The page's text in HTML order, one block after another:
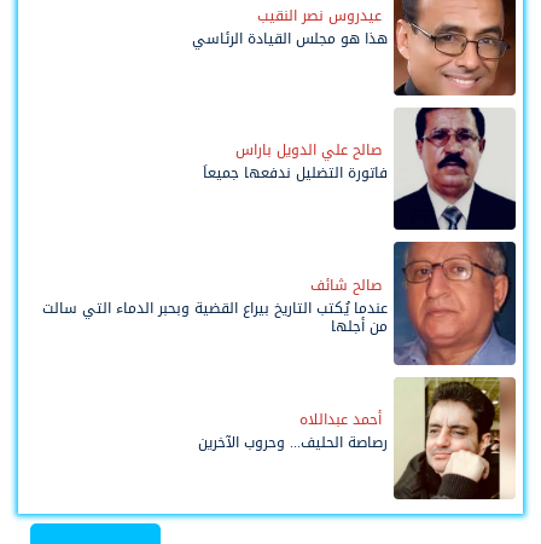
عيدروس نصر النقيب
هذا هو مجلس القيادة الرئاسي
صالح علي الدويل باراس
فاتورة التضليل ندفعها جميعاً
صالح شائف
عندما يُكتب التاريخ بيراع القضية وبحبر الدماء التي سالت
من أجلها
أحمد عبداللاه
رصاصة الحليف... وحروب الآخرين